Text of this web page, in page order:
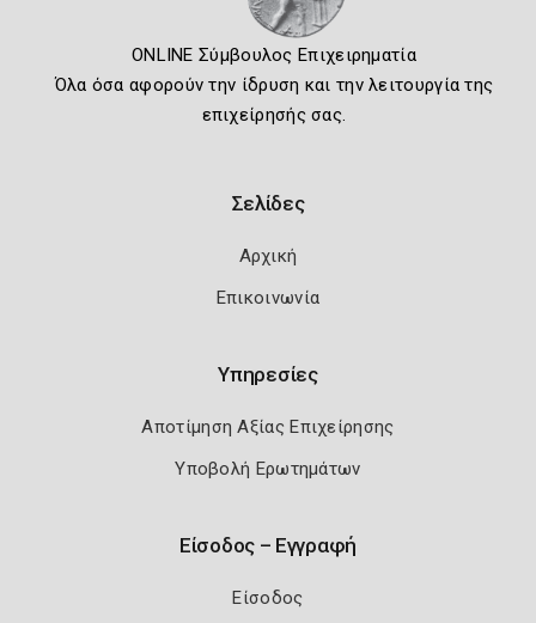
ONLINE Σύμβουλος Επιχειρηματία
Όλα όσα αφορούν την ίδρυση και την λειτουργία της
επιχείρησής σας.
Σελίδες
Αρχική
Επικοινωνία
Υπηρεσίες
Αποτίμηση Αξίας Επιχείρησης
Υποβολή Ερωτημάτων
Είσοδος – Εγγραφή
Είσοδος